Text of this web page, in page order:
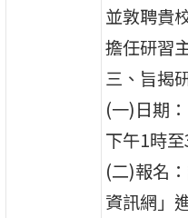
並敦聘貴
擔任研習
三、旨揭
(一)日期
下午1時至
(二)報名
資訊網」